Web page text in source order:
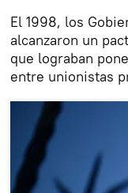
El 1998, los
alcanzaron un
que lograban
entre unionistas